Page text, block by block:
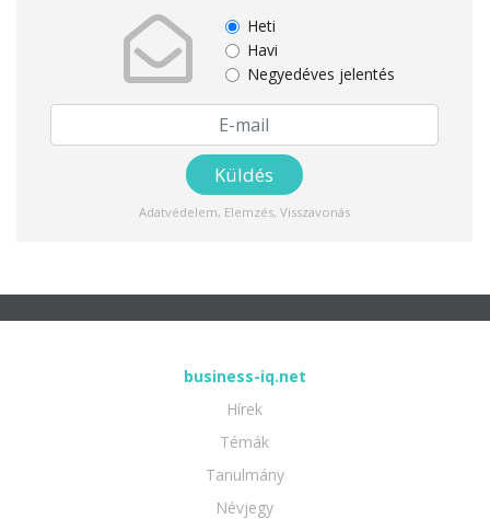
Heti
Havi
Negyedéves jelentés
Adatvédelem, Elemzés, Visszavonás
business-iq.net
Hírek
Témák
Tanulmány
Névjegy